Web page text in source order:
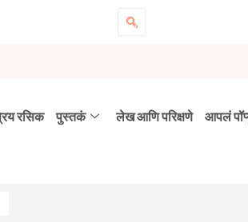
रसिक पुस्तकं लेख आणि परिक्षणे आपलं